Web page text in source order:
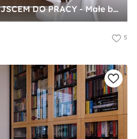
MIESZKANIE HYGGE Z MIEJSCEM DO PRACY - Małe białe brązowe biuro, styl nowoczesny - zdjęcie od Izabela Widomska Wnętrza
5